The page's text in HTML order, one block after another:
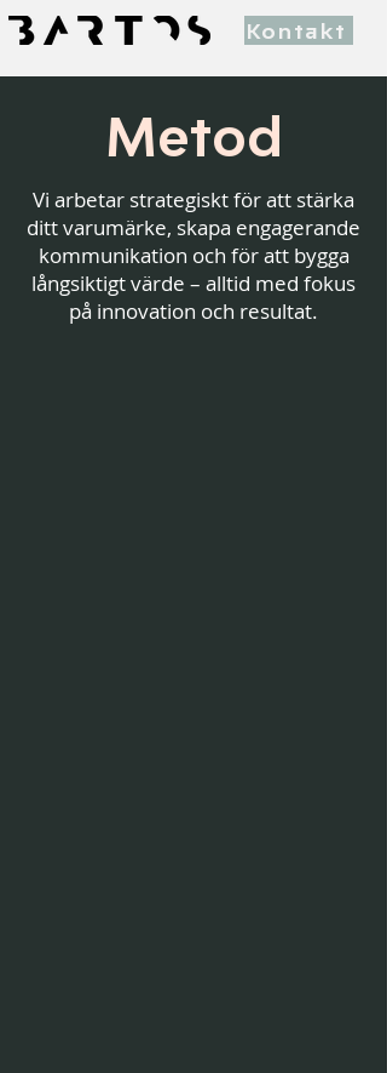
Kontakt
Metod
Vi arbetar strategiskt för att stärka
ditt varumärke, skapa engagerande
kommunikation och för att bygga
långsiktigt värde – alltid med fokus
på innovation och resultat.